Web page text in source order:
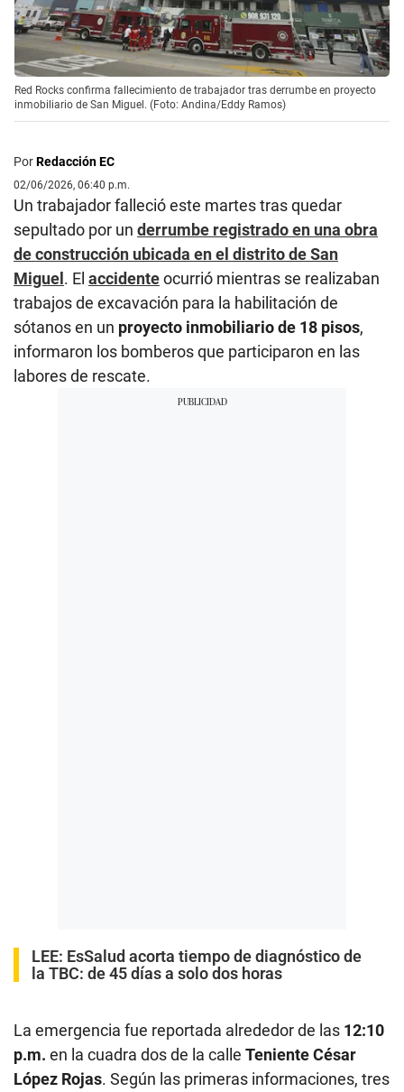
Red Rocks confirma fallecimiento de trabajador tras derrumbe en proyecto
inmobiliario de San Miguel. (Foto: Andina/Eddy Ramos)
PorRedacción EC
02/06/2026, 06:40 p.m.
Un trabajador falleció este martes tras quedar
sepultado por un derrumbe registrado en una obra
de construcción ubicada en el distrito de San
Miguel. El accidenteocurrió mientras se realizaban
trabajos de excavación para la habilitación de
sótanos en un proyecto inmobiliario de 18 pisos,
informaron los bomberos que participaron en las
labores de rescate.
LEE: EsSalud acorta tiempo de diagnóstico de
la TBC: de 45 días a solo dos horas
La emergencia fue reportada alrededor de las 12:10
p.m. en la cuadra dos de la calle Teniente César
López Rojas. Según las primeras informaciones, tres